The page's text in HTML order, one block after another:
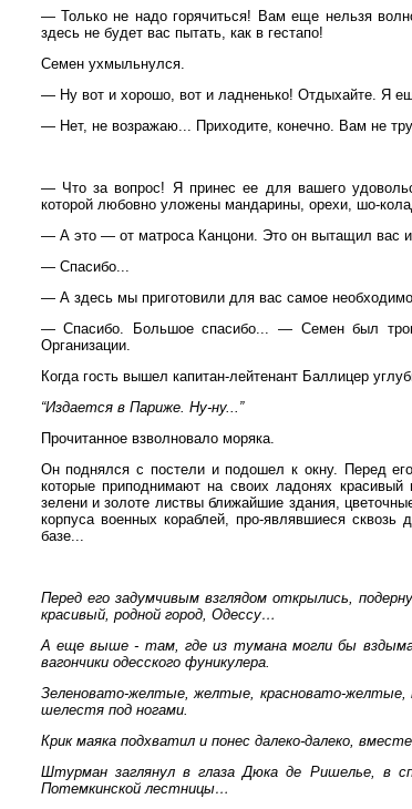
— Только не надо горячиться! Вам еще нельзя
здесь не будет вас пытать, как в гестапо!
Семен ухмыльнулся.
— Ну вот и хорошо, вот и ладненько! Отдыхайте. Я
— Нет, не возражаю... Приходите, конечно. Вам не
— Что за вопрос! Я принес ее для вашего
которой любовно уложены мандарины, орехи, шо-
— А это — от матроса Канцони. Это он вытащил вас
— Спасибо...
— А здесь мы приготовили для вас самое
— Спасибо. Большое спасибо... — Семен был
Организации.
Когда гость вышел капитан-лейтенант Баллицер
“Издается в Париже. Ну-ну...”
Прочитанное взволновало моряка.
Он поднялся с постели и подошел к окну. Перед
которые приподнимают на своих ладонях
зелени и золоте листвы ближайшие здания,
корпуса военных кораблей, про-являвшиеся
базе...
Перед его задумчивым взглядом открылись,
красивый, родной город, Одессу…
А еще выше - там, где из тумана могли бы
вагончики одесского фуникулера.
Зеленовато-желтые, желтые, красновато-желтые,
шелестя под ногами.
Крик маяка подхватил и понес далеко-далеко,
Штурман заглянул в глаза Дюка де Ришелье, в
Потемкинской лестницы…